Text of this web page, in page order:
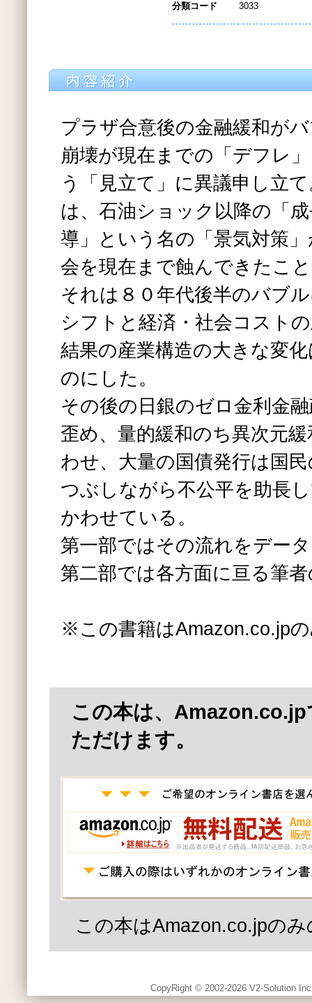
分類コード 3033
プラザ合意後の金融緩和が
崩壊が現在までの「デフレ
う「見立て」に異議申し立
は、石油ショック以降の「
導」という名の「景気対策
会を現在まで蝕んできたこ
それは８０年代後半のバブ
シフトと経済・社会コスト
結果の産業構造の大きな変
のにした。
その後の日銀のゼロ金利金
歪め、量的緩和のち異次元
わせ、大量の国債発行は国
つぶしながら不公平を助長
かわせている。
第一部ではその流れをデー
第二部では各方面に亘る筆
※この書籍はAmazon.co.jp
この本は、
ただけます。
この本はAmazon.co.jpの
CopyRight © 2002-2026 V2-Solution